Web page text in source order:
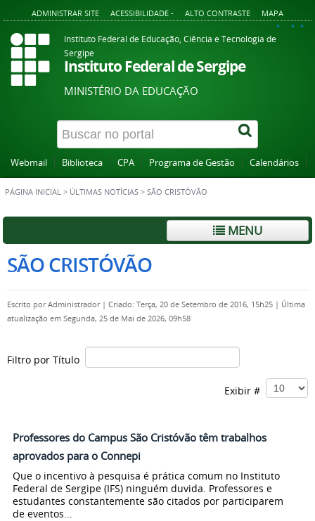
ADMINISTRAR SITE ACESSIBILIDADE - ALTO CONTRASTE MAPA
A+ A A-
Instituto Federal de Educação, Ciência e Tecnologia de
Sergipe
Instituto Federal de Sergipe
MINISTÉRIO DA EDUCAÇÃO
Webmail Biblioteca CPA Programa de Gestão Calendários
PÁGINA INICIAL > ÚLTIMAS NOTÍCIAS > SÃO CRISTÓVÃO
MENU
SÃO CRISTÓVÃO
Escrito porAdministrador | Criado: Terça, 20 de Setembro de 2016, 15h25 | Última
atualização em Segunda, 25 de Mai de 2026, 09h58
Filtro por Título
Exibir #
Professores do Campus São Cristóvão têm trabalhos
aprovados para o Connepi
Que o incentivo à pesquisa é prática comum no Instituto
Federal de Sergipe (IFS) ninguém duvida. Professores e
estudantes constantemente são citados por participarem
de eventos...